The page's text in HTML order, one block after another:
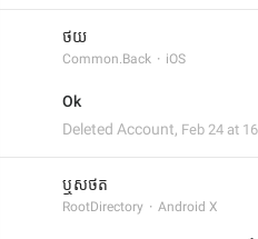
ថយ
Common.Back iOS
Ok
Deleted Account, Feb 24 at
ឬសថត
RootDirectory Android X